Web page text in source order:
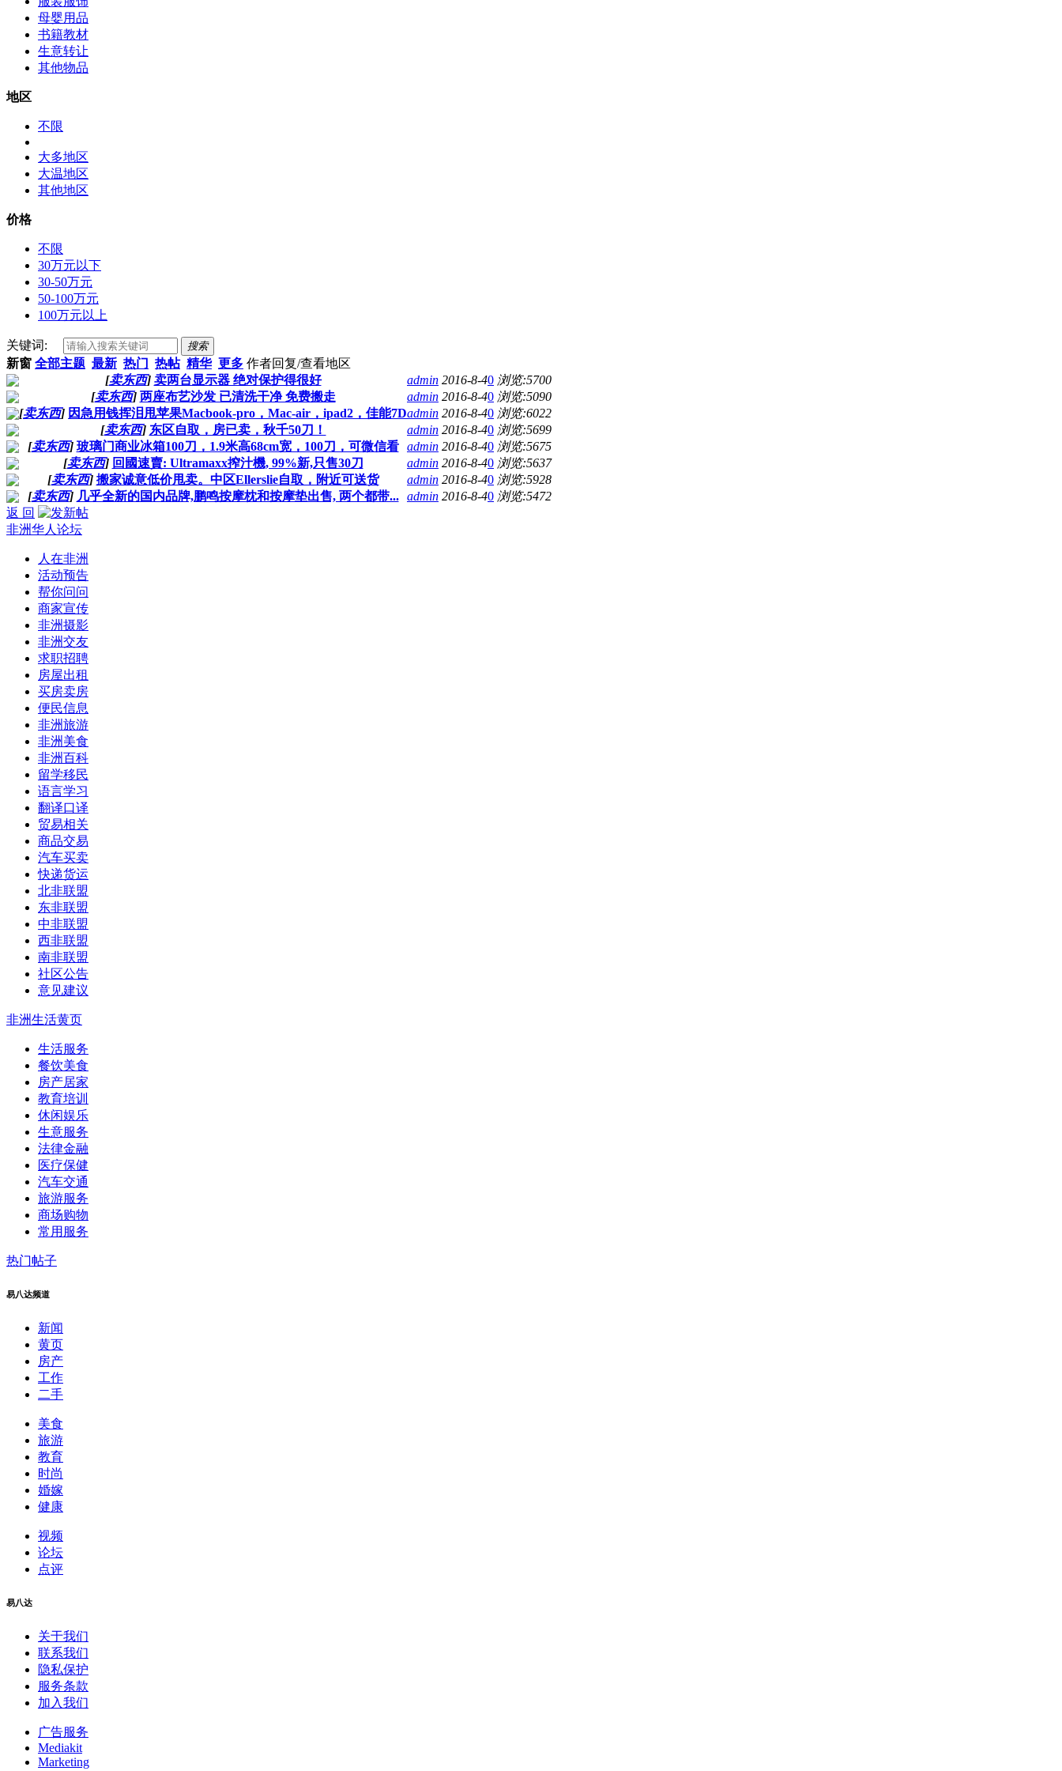
母婴用品
书籍教材
生意转让
其他物品
地区
不限
大多地区
大温地区
其他地区
价格
不限
30万元以下
30-50万元
50-100万元
100万元以上
关键词: 搜索
新窗 全部主题 最新 热门 热帖 精华 更多 作者回复/查看地区
[卖东西] 卖两台显示器 绝对保护得很好 admin 2016-8-40 浏览:5700
[卖东西] 两座布艺沙发 已清洗干净 免费搬走 admin 2016-8-40 浏览:5090
[卖东西] 因急用钱挥泪甩苹果Macbook-pro，Mac-air，ipad2，佳能7Dadmin 2016-8-40 浏览:6022
[卖东西] 东区自取，房已卖，秋千50刀！ admin 2016-8-40 浏览:5699
[卖东西] 玻璃门商业冰箱100刀，1.9米高68cm宽，100刀，可微信看 admin 2016-8-40 浏览:5675
[卖东西] 回國速賣: Ultramaxx搾汁機, 99%新,只售30刀 admin 2016-8-40 浏览:5637
[卖东西] 搬家诚意低价甩卖。中区Ellerslie自取，附近可送货 admin 2016-8-40 浏览:5928
[卖东西] 几乎全新的国内品牌,鹏鸣按摩枕和按摩垫出售, 两个都带... admin 2016-8-40 浏览:5472
返 回
非洲华人论坛
人在非洲
活动预告
帮你问问
商家宣传
非洲摄影
非洲交友
求职招聘
房屋出租
买房卖房
便民信息
非洲旅游
非洲美食
非洲百科
留学移民
语言学习
翻译口译
贸易相关
商品交易
汽车买卖
快递货运
北非联盟
东非联盟
中非联盟
西非联盟
南非联盟
社区公告
意见建议
非洲生活黄页
生活服务
餐饮美食
房产居家
教育培训
休闲娱乐
生意服务
法律金融
医疗保健
汽车交通
旅游服务
商场购物
常用服务
热门帖子
易八达频道
新闻
黄页
房产
工作
二手
美食
旅游
教育
时尚
婚嫁
健康
视频
论坛
点评
易八达
关于我们
联系我们
隐私保护
服务条款
加入我们
广告服务
Mediakit
Marketing